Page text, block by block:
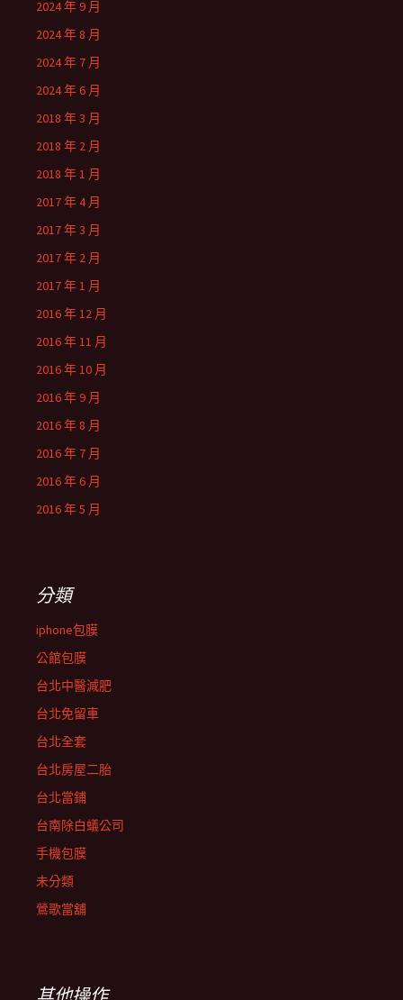
2024 年 9 月
2024 年 8 月
2024 年 7 月
2024 年 6 月
2018 年 3 月
2018 年 2 月
2018 年 1 月
2017 年 4 月
2017 年 3 月
2017 年 2 月
2017 年 1 月
2016 年 12 月
2016 年 11 月
2016 年 10 月
2016 年 9 月
2016 年 8 月
2016 年 7 月
2016 年 6 月
2016 年 5 月
分類
iphone包膜
公館包膜
台北中醫減肥
台北免留車
台北全套
台北房屋二胎
台北當鋪
台南除白蟻公司
手機包膜
未分類
鶯歌當舖
其他操作